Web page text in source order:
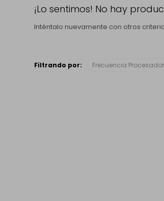
¡Lo sentimos! No hay
Inténtalo nuevamente con otros
Filtrando por: Frecuencia